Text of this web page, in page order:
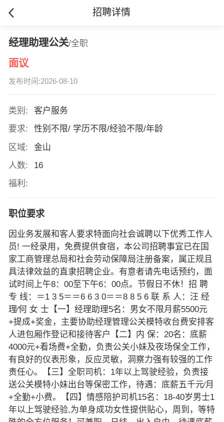
招聘详情
经理助理公关/全职
面议
发布时间:2026-08-10
类别:
客户服务
要求:
性别不限/ 学历不限/经验不限/年龄
区域:
金山
人数:
16
福利:
职位要求
因业务发展和客人要求特面向社会诚聘以下优秀工作人
员! 一经录用，免费提供食宿，本公司招聘事宜已在国
家工商管理总局和社会劳动保障局注册备案，属正规且
具法律效益的直隶招聘企业。有意者请先电话预约，面
试时间上午8：00至下午6：00点。节假日不休！招 聘
专 线：＝1 3 5＝＝6 6 3 0＝＝8 8 5 6 联 系 人：汪 经
理∕何 女 士【一】经理助理5名：男女不限月薪5500元
+提成+奖金，主要协助经理管理公关模特收台费安排客
人进包厢作登记和接待客户【二】内 保：20名：底薪
4000元+看场费+全勤，负责公关小妹及夜场保全工作，
有良好的仪表形象，反应灵敏，洞察力强有较强的工作
责任心。【三】全职司机：1年以上驾驶经验，负责接
送公关模特小妹出台等保密工作，待遇：底薪五千元∕月
+全勤+小费。【四】情感陪护司机15名：18-40岁男士1
年以上驾驶经验,为单身成功女性提供贴心，周到，等特